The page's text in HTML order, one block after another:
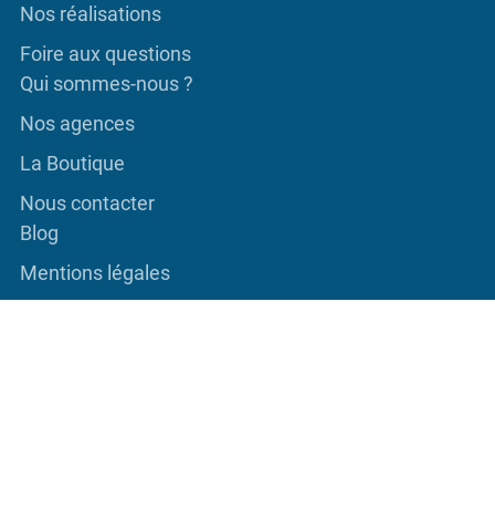
Nos réalisations
Foire aux questions
Qui sommes-nous ?
Nos agences
La Boutique
Nous contacter
Blog
Mentions légales